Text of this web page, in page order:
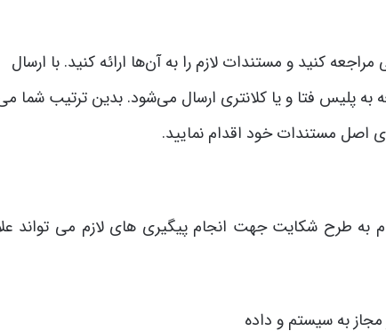
کنید و مستندات لازم را به آن‌ها ارائه کنید. با ارسال
به پلیس فتا و یا کلانتری ارسال می‌شود. بدین ترتیب شما
اصل مستندات خود اقدام نمایید.
به طرح شکایت جهت انجام پیگیری های لازم می تواند